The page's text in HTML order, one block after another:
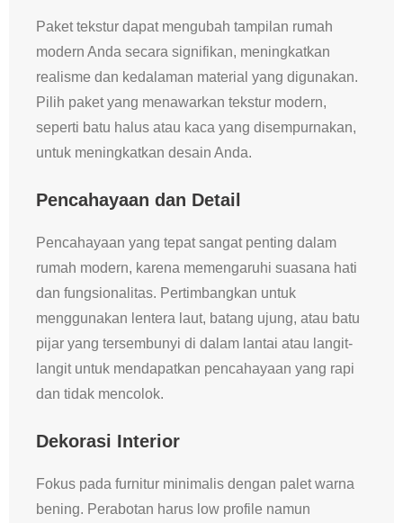
Paket tekstur dapat mengubah tampilan rumah
modern Anda secara signifikan, meningkatkan
realisme dan kedalaman material yang digunakan.
Pilih paket yang menawarkan tekstur modern,
seperti batu halus atau kaca yang disempurnakan,
untuk meningkatkan desain Anda.
Pencahayaan dan Detail
Pencahayaan yang tepat sangat penting dalam
rumah modern, karena memengaruhi suasana hati
dan fungsionalitas. Pertimbangkan untuk
menggunakan lentera laut, batang ujung, atau batu
pijar yang tersembunyi di dalam lantai atau langit-
langit untuk mendapatkan pencahayaan yang rapi
dan tidak mencolok.
Dekorasi Interior
Fokus pada furnitur minimalis dengan palet warna
bening. Perabotan harus low profile namun